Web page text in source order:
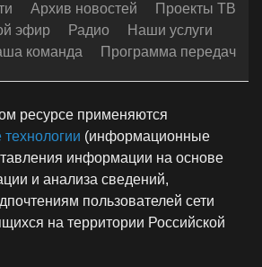
Архив новостей
Проекты ТВ
эфир Радио
Наши услуги
команда Программа передач
ресурсе применяются
(информационные
информации на основе
и анализа сведений,
пользователей сети
на территории Российской